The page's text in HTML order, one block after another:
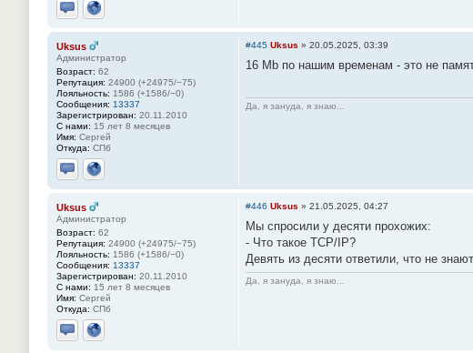
Отправить личное сообщение
Сайт
Uksus
Администратор
Возраст: 62
Репутация: 24900 (+24975/−75)
Лояльность: 1586 (+1586/−0)
Сообщения: 13337
Зарегистрирован: 20.11.2010
С нами: 15 лет 8 месяцев
Имя: Сергей
Откуда: СПб
Отправить личное сообщение
Сайт
#445 Uksus » 20.05.2025, 03:39
16 Mb по нашим временам - это не
Да, я зануда, я знаю...
Uksus
Администратор
Возраст: 62
Репутация: 24900 (+24975/−75)
Лояльность: 1586 (+1586/−0)
Сообщения: 13337
Зарегистрирован: 20.11.2010
С нами: 15 лет 8 месяцев
Имя: Сергей
Откуда: СПб
Отправить личное сообщение
Сайт
#446 Uksus » 21.05.2025, 04:27
Мы спросили у десяти прохожих:
- Что такое ТСР/IР?
Девять из десяти ответили, что не
Да, я зануда, я знаю...